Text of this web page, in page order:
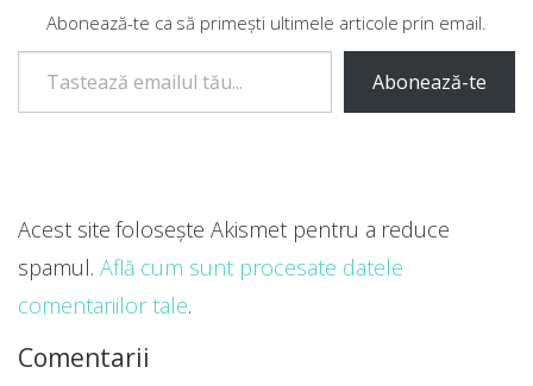
Abonează-te ca să primești ultimele articole prin email.
Tastează emailul tău...
Abonează-te
Comentarii
Acest site folosește Akismet pentru a reduce
spamul. Află cum sunt procesate datele
comentariilor tale.